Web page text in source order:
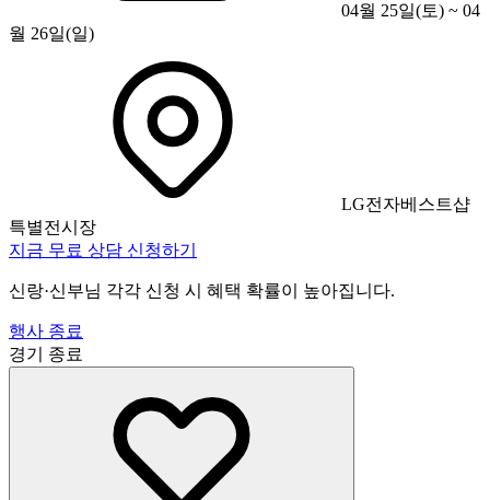
04월 25일(토) ~ 04
월 26일(일)
LG전자베스트샵
특별전시장
지금 무료 상담 신청하기
신랑·신부님 각각 신청 시 혜택 확률이 높아집니다.
행사 종료
경기
종료